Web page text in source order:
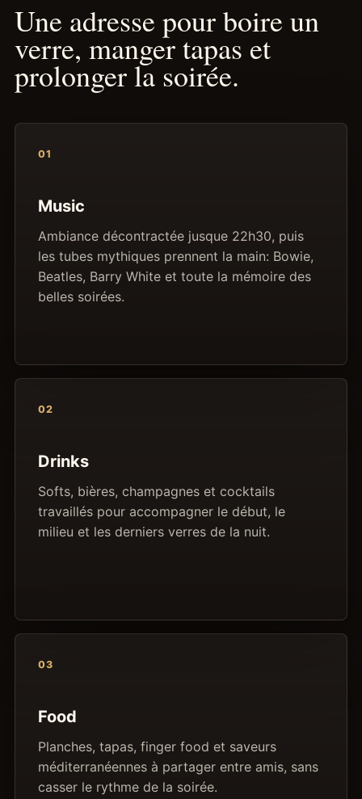
Une adresse pour boire un
verre, manger tapas et
prolonger la soirée.
01
Music
Ambiance décontractée jusque 22h30, puis
les tubes mythiques prennent la main: Bowie,
Beatles, Barry White et toute la mémoire des
belles soirées.
02
Drinks
Softs, bières, champagnes et cocktails
travaillés pour accompagner le début, le
milieu et les derniers verres de la nuit.
03
Food
Planches, tapas, finger food et saveurs
méditerranéennes à partager entre amis, sans
casser le rythme de la soirée.